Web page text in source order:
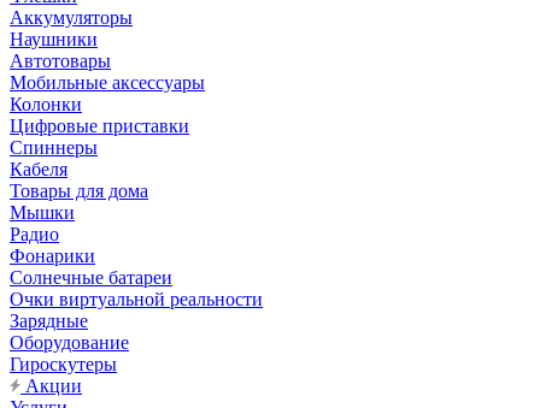
Аккумуляторы
Наушники
Автотовары
Мобильные аксессуары
Колонки
Цифровые приставки
Спиннеры
Кабеля
Товары для дома
Мышки
Радио
Фонарики
Солнечные батареи
Очки виртуальной реальности
Зарядные
Оборудование
Гироскутеры
Акции